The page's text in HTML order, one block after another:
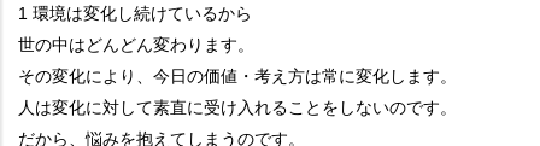
1 環境は変化し続けているから
世の中はどんどん変わります。
その変化により、今日の価値・考え方は常に変化します。
人は変化に対して素直に受け入れることをしないのです。
だから、悩みを抱えてしまうのです。